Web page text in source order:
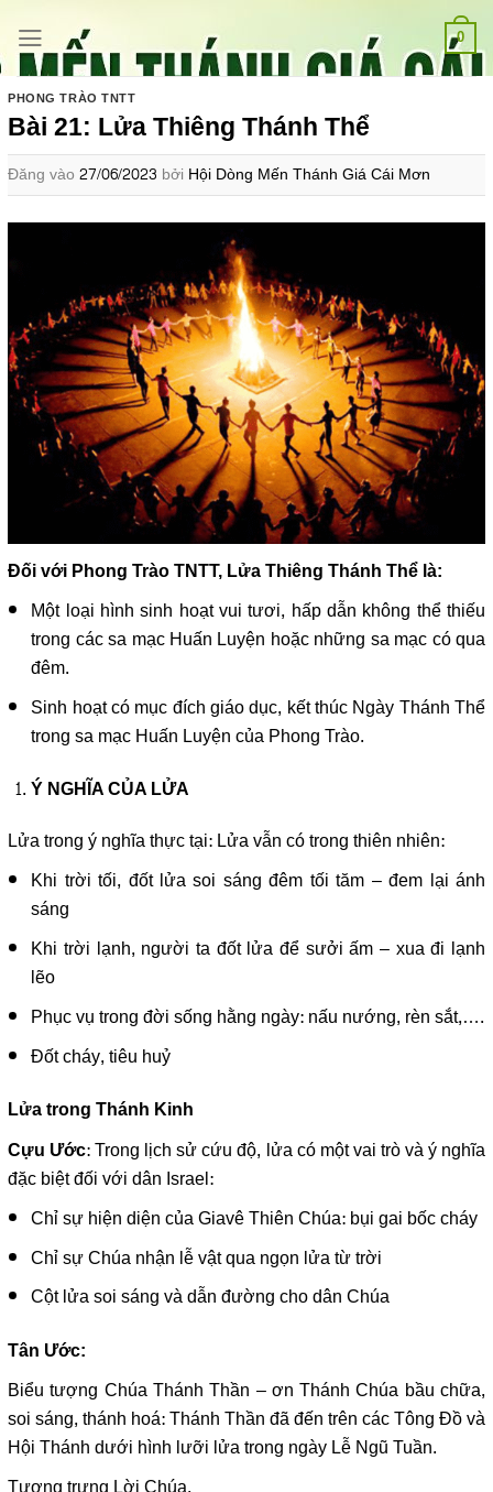
qua
nội
dung
0
PHONG TRÀO TNTT
Bài 21: Lửa Thiêng Thánh Thể
Đăng vào 27/06/2023 bởi Hội Dòng Mến Thánh Giá Cái Mơn
Đối với Phong Trào TNTT, Lửa Thiêng Thánh Thể là:
Một loại hình sinh hoạt vui tươi, hấp dẫn không thể thiếu
trong các sa mạc Huấn Luyện hoặc những sa mạc có qua
đêm.
Sinh hoạt có mục đích giáo dục, kết thúc Ngày Thánh Thể
trong sa mạc Huấn Luyện của Phong Trào.
Ý NGHĨA CỦA LỬA
Lửa trong ý nghĩa thực tại: Lửa vẫn có trong thiên nhiên:
Khi trời tối, đốt lửa soi sáng đêm tối tăm – đem lại ánh
sáng
Khi trời lạnh, người ta đốt lửa để sưởi ấm – xua đi lạnh
lẽo
Phục vụ trong đời sống hằng ngày: nấu nướng, rèn sắt,….
Đốt cháy, tiêu huỷ
Lửa trong Thánh Kinh
Cựu Ước: Trong lịch sử cứu độ, lửa có một vai trò và ý nghĩa
đặc biệt đối với dân Israel:
Chỉ sự hiện diện của Giavê Thiên Chúa: bụi gai bốc cháy
Chỉ sự Chúa nhận lễ vật qua ngọn lửa từ trời
Cột lửa soi sáng và dẫn đường cho dân Chúa
Tân Ước:
Biểu tượng Chúa Thánh Thần – ơn Thánh Chúa bầu chữa,
soi sáng, thánh hoá: Thánh Thần đã đến trên các Tông Đồ và
Hội Thánh dưới hình lưỡi lửa trong ngày Lễ Ngũ Tuần.